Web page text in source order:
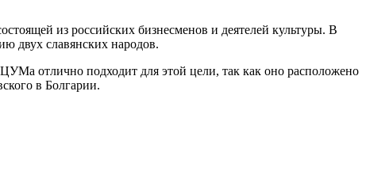
из российских бизнесменов и деятелей культуры. В
двух славянских народов.
отлично подходит для этой цели, так как оно расположено
в Болгарии.